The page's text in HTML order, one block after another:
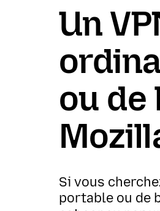
Un
ou de
Si vous
portable ou de